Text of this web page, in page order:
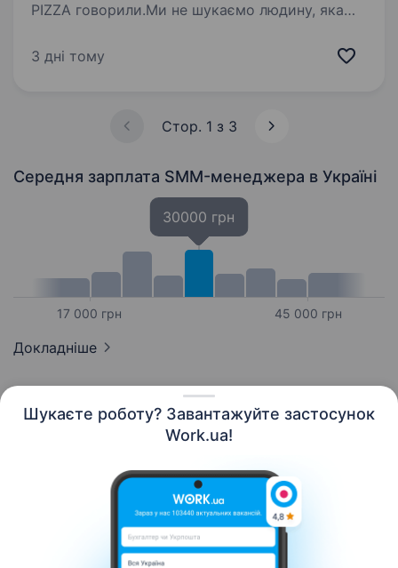
Шукаєте роботу? Завантажуйте застосунок
Work.ua!
PIZZA говорили.Ми не шукаємо людину, яка
того, хто знає, як створювати контент, який
3 дні тому
Стор. 1 з 3
Середня зарплата SMM-менеджера в Україні
17 000 грн
30000 грн
45 000 грн
Докладніше